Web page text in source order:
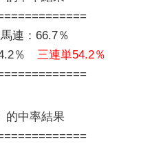
連：66.7％
％三連単54.2％
的中率結果